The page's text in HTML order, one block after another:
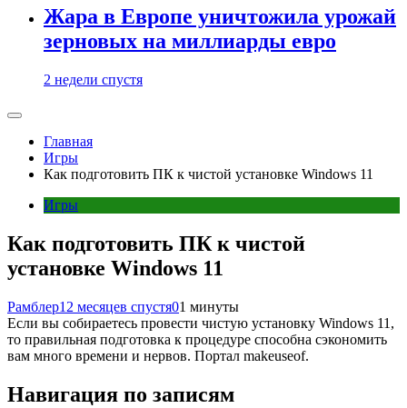
Жара в Европе уничтожила урожай
зерновых на миллиарды евро
2 недели спустя
Главная
Игры
Как подготовить ПК к чистой установке Windows 11
Игры
Как подготовить ПК к чистой
установке Windows 11
Рамблер12 месяцев спустя01 минуты
Если вы собираетесь провести чистую установку Windows 11,
то правильная подготовка к процедуре способна сэкономить
вам много времени и нервов. Портал makeuseof.
Навигация по записям